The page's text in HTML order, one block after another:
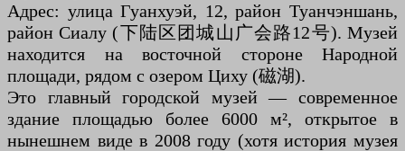
Адрес: улица Гуанхуэй, 12, район Туанчэншань,
район Сиалу (下陆区团城山广会路12号). Музей
находится на восточной стороне Народной
площади, рядом с озером Циху (磁湖).
Это главный городской музей — современное
здание площадью более 6000 м², открытое в
нынешнем виде в 2008 году (хотя история музея